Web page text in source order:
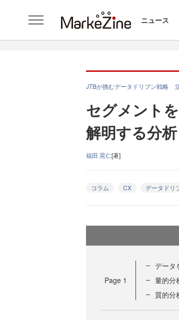
ニュース
JTBが挑むデータドリブン戦略
セグメント
解明する分
福田 晃仁[著]
コラム CX データドリ
Page 1
データ
量的分
質的分